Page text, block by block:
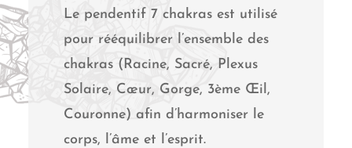
INITIAL
ÉTAIT :
25,00 €.
EST :
Le pendentif 7 chakras est utilisé
pour rééquilibrer l’ensemble des
chakras (Racine, Sacré, Plexus
Solaire, Cœur, Gorge, 3ème Œil,
Couronne) afin d’harmoniser le
corps, l’âme et l’esprit.